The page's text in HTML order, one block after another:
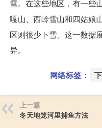
雪。在这些地区，有一些
嘎山、西岭雪山和四姑娘
区则很少下雪。这一数据
异。
网络标签：
上一篇
冬天地笼河里捕鱼方法